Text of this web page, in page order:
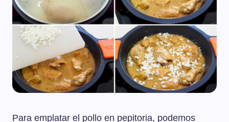
Para emplatar el pollo en pepitoria, podemos